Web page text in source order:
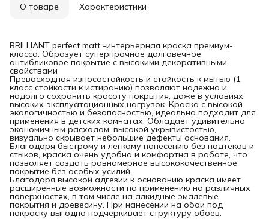
О товаре Характеристики
BRILLIANT perfect matt -интерьерная краска премиум-
класса. Образует суперпрочное долговечное
антибликовое покрытие с высокими декоративными
свойствами
Превосходная износостойкость и стойкость к мытью (1
класс стойкости к истиранию) позволяют надежно и
надолго сохранить красоту покрытия, даже в условиях
высоких эксплуатационных нагрузок. Краска с высокой
экологичностью и безопасностью, идеально подходит для
применения в детских комнатах. Обладает удивительно
экономичным расходом, высокой укрывистостью,
визуально скрывает небольшие дефекты основания.
Благодаря быстрому и легкому нанесению без подтеков и
стыков, краска очень удобна и комфортна в работе, что
позволяет создать равномерное высококачественное
покрытие без особых усилий.
Благодаря высокой адгезии к основанию краска имеет
расширенные возможности по применению на различных
поверхностях, в том числе на алкидные эмалевые
покрытия и древесину. При нанесении на обои под
покраску выгодно подчеркивает структуру обоев.